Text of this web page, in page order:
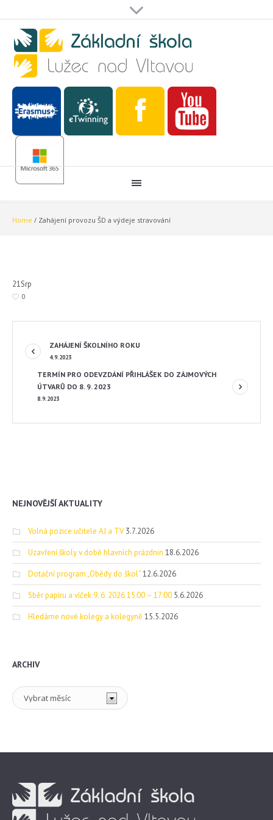
Home / Zahájení provozu ŠD a výdeje stravování
21Srp
0
ZAHÁJENÍ ŠKOLNÍHO ROKU
4.9.2023
TERMÍN PRO ODEVZDÁNÍ PŘIHLÁŠEK DO ZÁJMOVÝCH
ÚTVARŮ DO 8. 9. 2023
8.9.2023
NEJNOVĚJŠÍ AKTUALITY
Volná pozice učitele AJ a TV 3.7.2026
Uzavření školy v době hlavních prázdnin 18.6.2026
Dotační program „Obědy do škol“12.6.2026
Sběr papíru a víček 9. 6. 2026 15:00 – 17:00 5.6.2026
Hledáme nové kolegy a kolegyně 15.5.2026
ARCHIV
Archiv